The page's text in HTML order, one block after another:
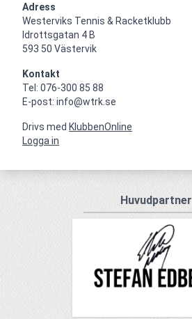
Adress
Westerviks Tennis & Racketklubb
Idrottsgatan 4 B
593 50 Västervik
Kontakt
Tel: 076-300 85 88
E-post: info@wtrk.se
Drivs med KlubbenOnline
Logga in
Huvudpartner